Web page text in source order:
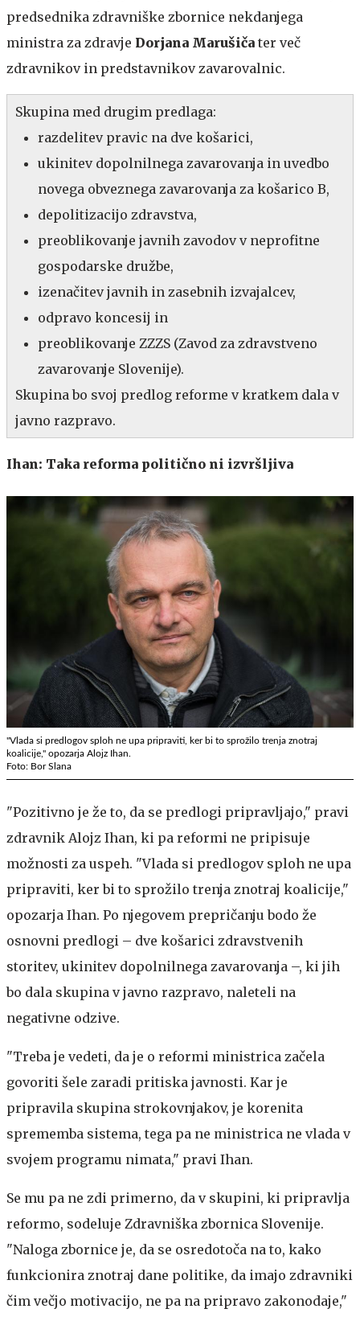
predsednika zdravniške zbornice nekdanjega
ministra za zdravje Dorjana Marušiča ter več
zdravnikov in predstavnikov zavarovalnic.
Skupina med drugim predlaga:
razdelitev pravic na dve košarici,
ukinitev dopolnilnega zavarovanja in uvedbo
novega obveznega zavarovanja za košarico B,
depolitizacijo zdravstva,
preoblikovanje javnih zavodov v neprofitne
gospodarske družbe,
izenačitev javnih in zasebnih izvajalcev,
odpravo koncesij in
preoblikovanje ZZZS (Zavod za zdravstveno
zavarovanje Slovenije).
Skupina bo svoj predlog reforme v kratkem dala v
javno razpravo.
Ihan: Taka reforma politično ni izvršljiva
"Vlada si predlogov sploh ne upa pripraviti, ker bi to sprožilo trenja znotraj
koalicije," opozarja Alojz Ihan.
Foto: Bor Slana
"Pozitivno je že to, da se predlogi pripravljajo," pravi
zdravnik Alojz Ihan, ki pa reformi ne pripisuje
možnosti za uspeh. "Vlada si predlogov sploh ne upa
pripraviti, ker bi to sprožilo trenja znotraj koalicije,"
opozarja Ihan. Po njegovem prepričanju bodo že
osnovni predlogi – dve košarici zdravstvenih
storitev, ukinitev dopolnilnega zavarovanja –, ki jih
bo dala skupina v javno razpravo, naleteli na
negativne odzive.
"Treba je vedeti, da je o reformi ministrica začela
govoriti šele zaradi pritiska javnosti. Kar je
pripravila skupina strokovnjakov, je korenita
sprememba sistema, tega pa ne ministrica ne vlada v
svojem programu nimata," pravi Ihan.
Se mu pa ne zdi primerno, da v skupini, ki pripravlja
reformo, sodeluje Zdravniška zbornica Slovenije.
"Naloga zbornice je, da se osredotoča na to, kako
funkcionira znotraj dane politike, da imajo zdravniki
čim večjo motivacijo, ne pa na pripravo zakonodaje,"